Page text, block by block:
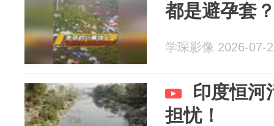
都是避孕套
学琛影像 2026-07-
印度恒河
担忧！